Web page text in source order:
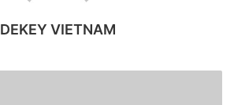
DEKEY VIETNAM